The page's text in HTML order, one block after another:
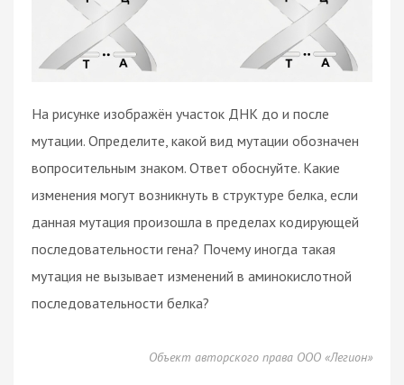
На рисунке изображён участок ДНК до и после
мутации. Определите, какой вид мутации обозначен
вопросительным знаком. Ответ обоснуйте. Какие
изменения могут возникнуть в структуре белка, если
данная мутация произошла в пределах кодирующей
последовательности гена? Почему иногда такая
мутация не вызывает изменений в аминокислотной
последовательности белка?
Объект авторского права ООО «Легион»